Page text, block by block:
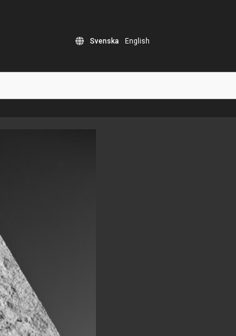
Svenska English